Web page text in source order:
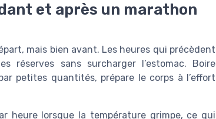
et après un marathon
mais bien avant. Les heures qui précèdent
réserves sans surcharger l’estomac. Boire
petites quantités, prépare le corps à l’effort
heure lorsque la température grimpe, ce qui